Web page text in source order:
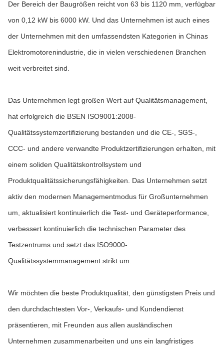
Der Bereich der Baugrößen reicht von 63 bis 1120 mm, verfügbar
von 0,12 kW bis 6000 kW. Und das Unternehmen ist auch eines
der Unternehmen mit den umfassendsten Kategorien in Chinas
Elektromotorenindustrie, die in vielen verschiedenen Branchen
weit verbreitet sind.
Das Unternehmen legt großen Wert auf Qualitätsmanagement,
hat erfolgreich die BSEN ISO9001:2008-
Qualitätssystemzertifizierung bestanden und die CE-, SGS-,
CCC- und andere verwandte Produktzertifizierungen erhalten, mit
einem soliden Qualitätskontrollsystem und
Produktqualitätssicherungsfähigkeiten. Das Unternehmen setzt
aktiv den modernen Managementmodus für Großunternehmen
um, aktualisiert kontinuierlich die Test- und Geräteperformance,
verbessert kontinuierlich die technischen Parameter des
Testzentrums und setzt das ISO9000-
Qualitätssystemmanagement strikt um.
Wir möchten die beste Produktqualität, den günstigsten Preis und
den durchdachtesten Vor-, Verkaufs- und Kundendienst
präsentieren, mit Freunden aus allen ausländischen
Unternehmen zusammenarbeiten und uns ein langfristiges